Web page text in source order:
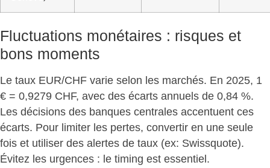
Fluctuations monétaires : risques et
bons moments
Le taux EUR/CHF varie selon les marchés. En 2025, 1
€ = 0,9279 CHF, avec des écarts annuels de 0,84 %.
Les décisions des banques centrales accentuent ces
écarts. Pour limiter les pertes, convertir en une seule
fois et utiliser des alertes de taux (ex: Swissquote).
Évitez les urgences : le timing est essentiel.